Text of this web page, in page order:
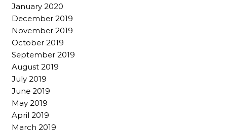
January 2020
December 2019
November 2019
October 2019
September 2019
August 2019
July 2019
June 2019
May 2019
April 2019
March 2019